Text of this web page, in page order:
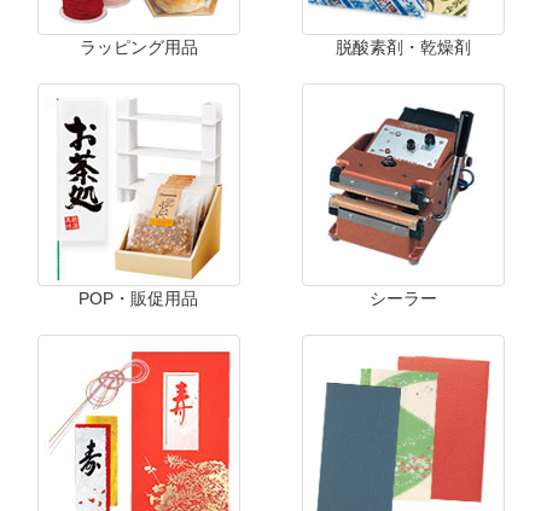
ラッピング用品 脱酸素剤・乾燥剤
POP・販促用品 シーラー